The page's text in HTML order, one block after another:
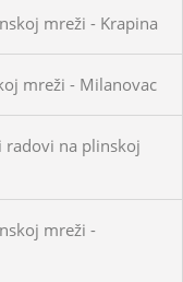
mreži - Krapina
mreži - Milanovac
radovi na plinskoj
mreži -